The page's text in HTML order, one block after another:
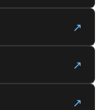
↗
↗
↗